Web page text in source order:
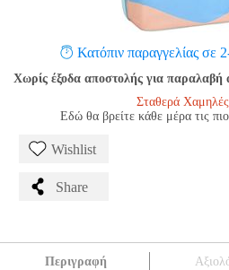
Κατόπιν παραγγελίας σε
Χωρίς έξοδα αποστολής για παραλαβή
Σταθερά
Εδώ θα βρείτε κάθε μέρα τις πιο
Wishlist
Share
Περιγραφή